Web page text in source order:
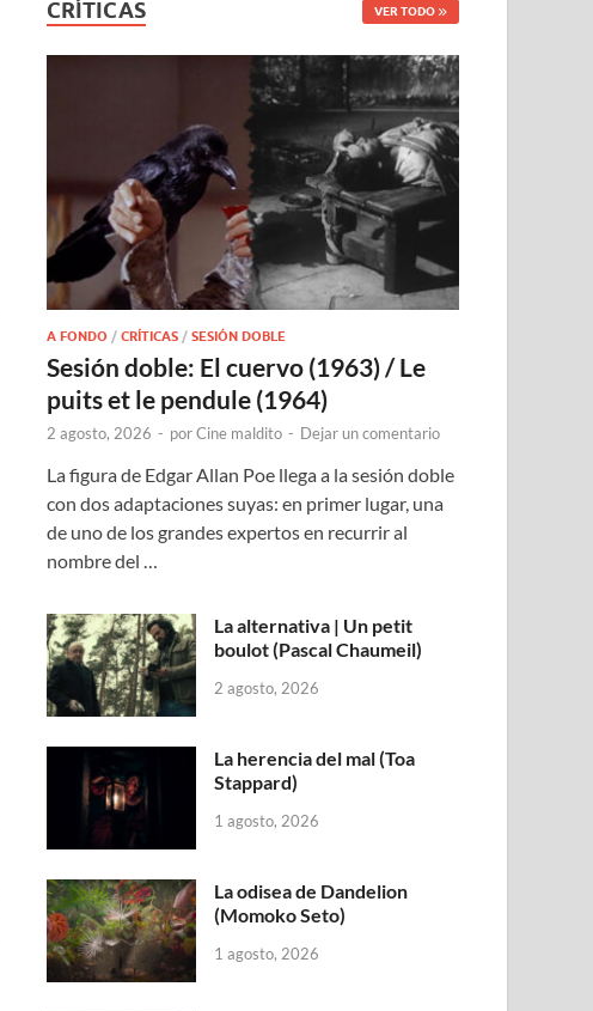
CRÍTICAS VER TODO
A FONDO /CRÍTICAS /SESIÓN DOBLE
Sesión doble: El cuervo (1963) / Le
puits et le pendule (1964)
2 agosto, 2026 - porCine maldito - Dejar un comentario
La figura de Edgar Allan Poe llega a la sesión doble
con dos adaptaciones suyas: en primer lugar, una
de uno de los grandes expertos en recurrir al
nombre del …
La alternativa | Un petit
boulot (Pascal Chaumeil)
2 agosto, 2026
La herencia del mal (Toa
Stappard)
1 agosto, 2026
La odisea de Dandelion
(Momoko Seto)
1 agosto, 2026